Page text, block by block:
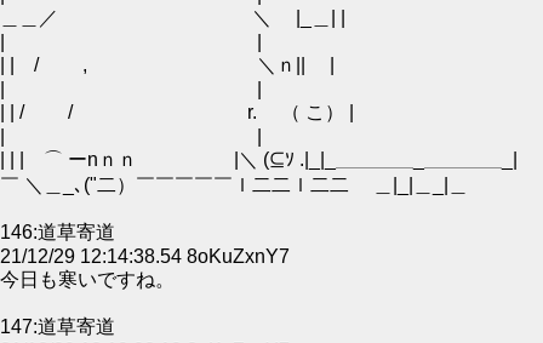
＿＿／ ＼ |_＿| |
| | / , ＼ｎ|| |
| | / / r. （ こ） |
| | | ⌒ ーnｎｎ |＼ (⊆ｿ .|_|_＿＿＿＿_＿＿＿＿_|
￣ ＼＿_､("二）￣￣￣￣￣ｌ二二ｌ二二 ＿|_|＿_|＿
146:道草寄道
21/12/29 12:14:38.54 8oKuZxnY7
今日も寒いですね。
147:道草寄道